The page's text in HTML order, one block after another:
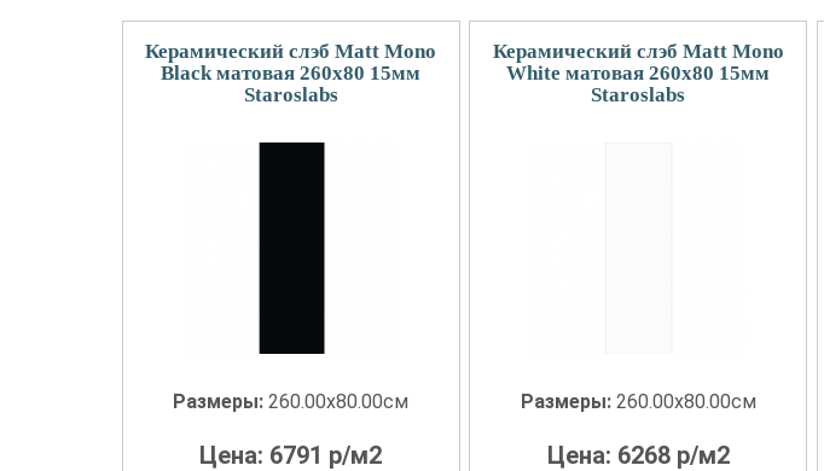
Керамический слэб Matt Mono
Black матовая 260x80 15мм
Staroslabs
Размеры:260.00x80.00см
Цена: 6791 р/м2
Керамический слэб Matt Mono
White матовая 260x80 15мм
Staroslabs
Размеры: 260.00x80.00см
Цена: 6268р/м2